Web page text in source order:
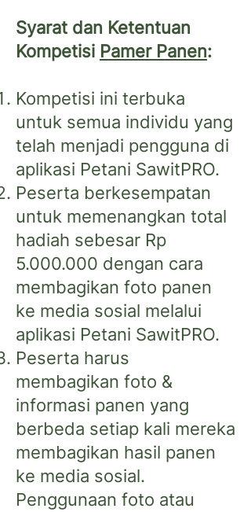
Syarat dan Ketentuan
Kompetisi Pamer Panen:
Kompetisi ini terbuka
untuk semua individu yang
telah menjadi pengguna di
aplikasi Petani SawitPRO.
Peserta berkesempatan
untuk memenangkan total
hadiah sebesar Rp
5.000.000 dengan cara
membagikan foto panen
ke media sosial melalui
aplikasi Petani SawitPRO.
Peserta harus
membagikan foto &
informasi panen yang
berbeda setiap kali mereka
membagikan hasil panen
ke media sosial.
Penggunaan foto atau